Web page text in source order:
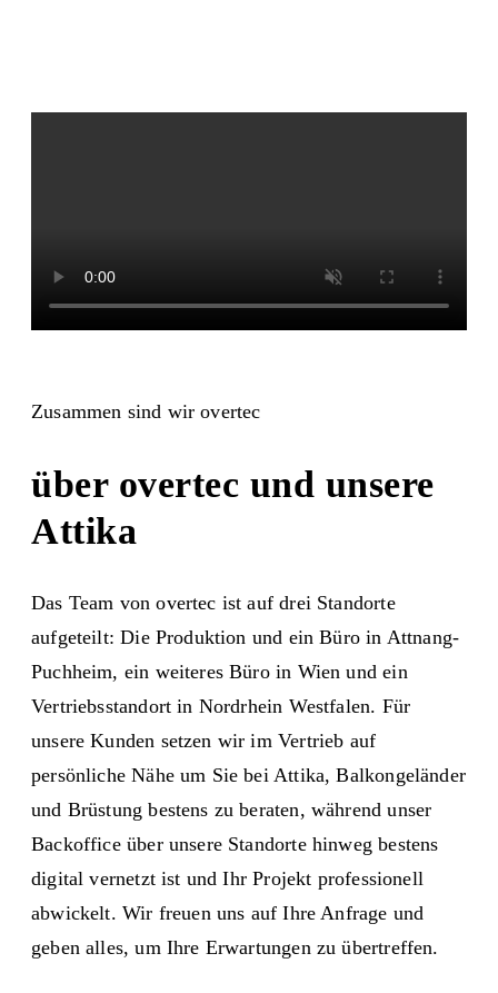
Zusammen sind wir overtec
über overtec und unsere
Attika
Das Team von overtec ist auf drei Standorte
aufgeteilt: Die Produktion und ein Büro in Attnang-
Puchheim, ein weiteres Büro in Wien und ein
Vertriebsstandort in Nordrhein Westfalen. Für
unsere Kunden setzen wir im Vertrieb auf
persönliche Nähe um Sie bei Attika, Balkongeländer
und Brüstung bestens zu beraten, während unser
Backoffice über unsere Standorte hinweg bestens
digital vernetzt ist und Ihr Projekt professionell
abwickelt. Wir freuen uns auf Ihre Anfrage und
geben alles, um Ihre Erwartungen zu übertreffen.